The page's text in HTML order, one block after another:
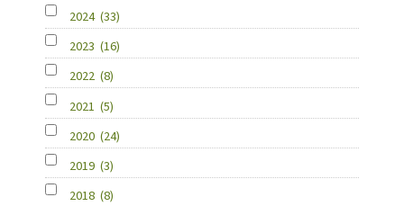
2024 (33)
2023 (16)
2022 (8)
2021 (5)
2020 (24)
2019 (3)
2018 (8)